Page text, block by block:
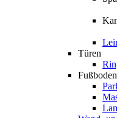
Türen
Fußboden